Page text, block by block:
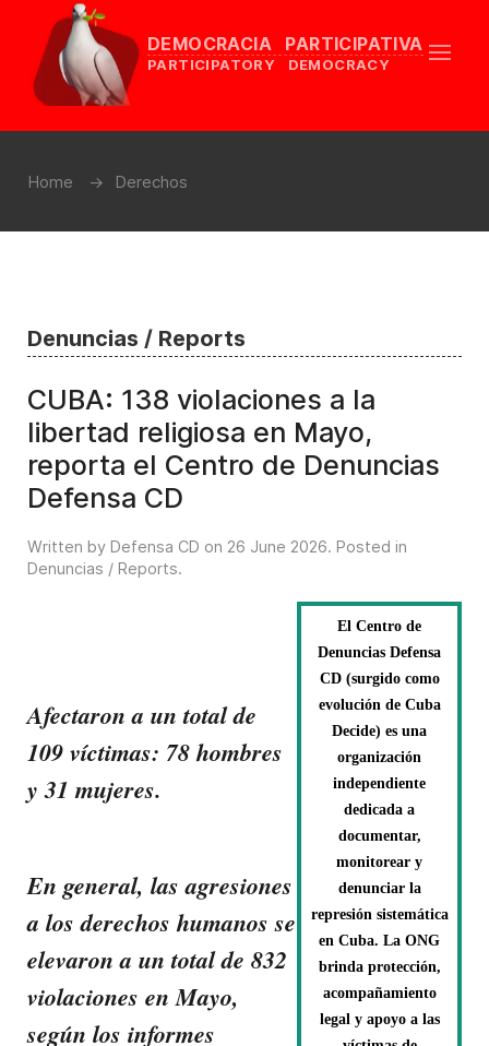
DEMOCRACIA PARTICIPATIVA
PARTICIPATORY DEMOCRACY
Home Derechos
Denuncias / Reports
CUBA: 138 violaciones a la
libertad religiosa en Mayo,
reporta el Centro de Denuncias
Defensa CD
Written by Defensa CD on 26 June 2026. Posted in
Denuncias / Reports.
El Centro de
Denuncias Defensa
CD (surgido como
evolución de Cuba
Decide) es una
organización
independiente
dedicada a
documentar,
monitorear y
denunciar la
represión sistemática
en Cuba. La ONG
brinda protección,
acompañamiento
legal y apoyo a las
Afectaron a un total de
109 víctimas: 78 hombres
y 31 mujeres.
En general, las agresiones
a los derechos humanos se
elevaron a un total de 832
violaciones en Mayo,
según los informes